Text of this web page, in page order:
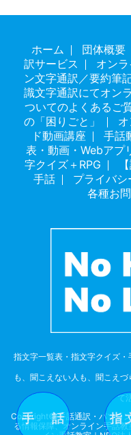
手 話 指
ホーム 団体概要
訳サービス
オン
ン文字通訳／要約筆
識文字通訳にてオン
ついてのよくあるご
の「困りごと」
ド動画講座
手話
表・動画・Webアプ
字クイズ＋RPG
手話
プライバシ
各種お
指文字一覧表・指文字クイズ
も、聞こえない人も、聞こえ
て
Copyright© 手話通訳・パソコ
る情報保障、オンライン手話教